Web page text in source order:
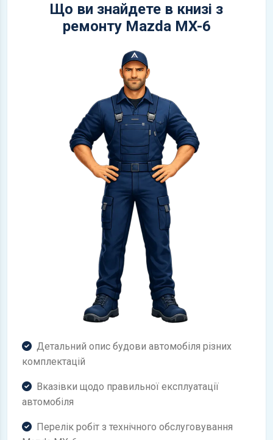
Що ви знайдете в книзі з
ремонту Mazda MX-6
Детальний опис будови автомобіля різних
комплектацій
Вказівки щодо правильної експлуатації
автомобіля
Перелік робіт з технічного обслуговування